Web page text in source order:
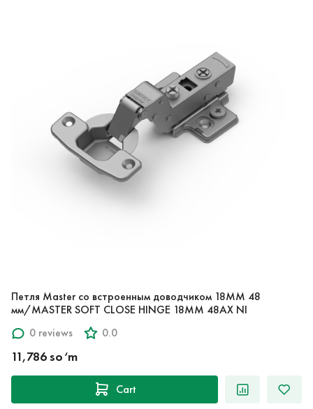
Петля Master со встроенным доводчиком 18ММ 48
мм/MASTER SOFT CLOSE HINGE 18MM 48AX NI
0 reviews
0.0
11,786 so‘m
Cart